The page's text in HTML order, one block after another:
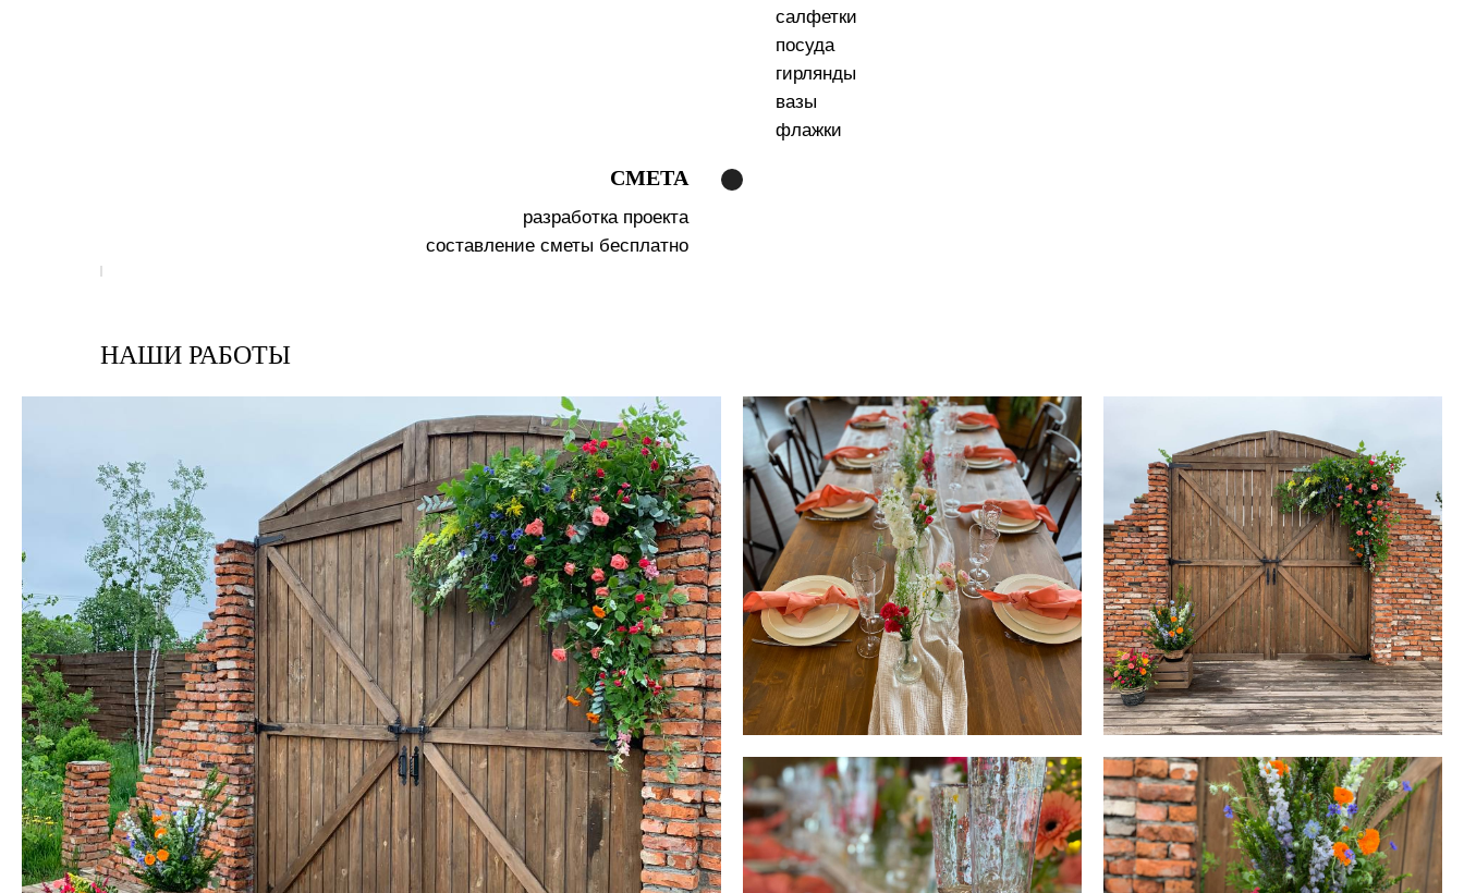
салфетки
посуда
гирлянды
вазы
флажки
СМЕТА
разработка проекта
составление сметы бесплатно
НАШИ РАБОТЫ